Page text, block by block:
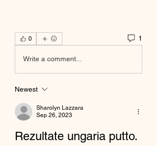
0 1
Write a comment...
Newest
Sharolyn Lazzara
Sep 26, 2023
Rezultate ungaria putto.